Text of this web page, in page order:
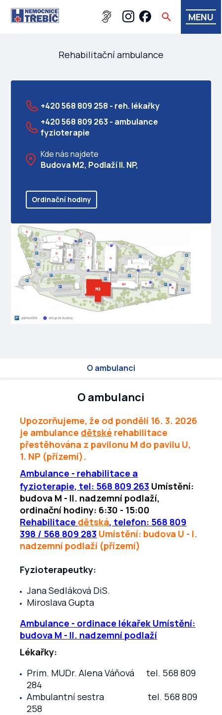
MENU
Rehabilitační ambulance
+420 568 809 258 - reh. lékařky
+420 568 809 263 - ambulance
fyzioterapie
Kde nás najdete
Budova M2, Podlaží II. NP,
Ordinační hodiny
O ambulanci
O ambulanci
Upozorňujeme, že od pondělí 16. 3. 2026
je ambulance dětské rehabilitace
přestěhována z pavilonu M do pavilu U,
1. NP (přízemí).
Ambulance - rehabilitace a
fyzioterapie, tel: 568 809 263 Umístění:
budova M - II. nadzemní podlaží,
ordinační hodiny: 6:30 - 15:00
Rehabilitace dětská, telefon: 568 809
398 / 568 809 283 Umístění: budova U - I.
nadzemní podlaží (přízemí)
Fyzioterapeutky:
Jana Sedláková DiS.
Miroslava Gupta
Ambulance - ordinace lékařek Umístění:
budova M - II. nadzemní podlaží
Lékařky:
Prim. MUDr. Alena Váňová tel. 568 809
284
Ambulantní sestra tel. 568 809
258